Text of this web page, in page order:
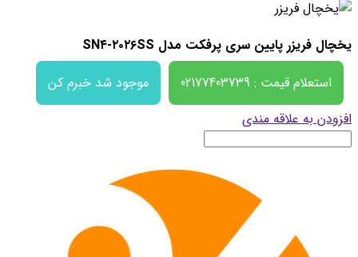
یخچال فریزر پایین سری پرفکت مدل SN۴-۲۰۲۶SS
استعلام قیمت : 02177403739
موجود شد خبرم کن
افزودن به علاقه مندی